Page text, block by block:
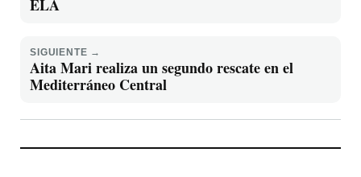
ELA
SIGUIENTE →
Aita Mari realiza un segundo rescate en el
Mediterráneo Central